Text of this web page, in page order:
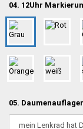
04. 12Uhr
05.